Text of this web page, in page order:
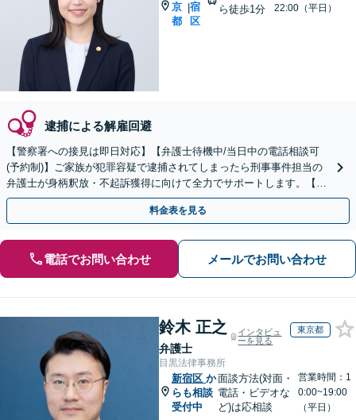
京
都
|宿
区
ら徒歩1分
22:00（平日）
逮捕による解雇回避
【警察署への接見は即日対応】【弁護士待機中/当日中の電話相談可
(予約制)】ご家族が犯罪容疑で逮捕されてしまったら刑事事件担当の
弁護士が身柄釈放・不起訴獲得に向けて全力でサポートします。【毎
月100名以上の相談実績】【東京都全域対応】
料金表を見る
電話でお問い合わせ メールでお問い合わせ
鈴木 正之
弁護士
インタビュ
ーを見る
東京都
目黒法律事務所
新宿区 か
らも相談
受付中
面談方法(対面・
電話・ビデオな
ど)は応相談
営業時間：1
0:00~19:00
（平日）